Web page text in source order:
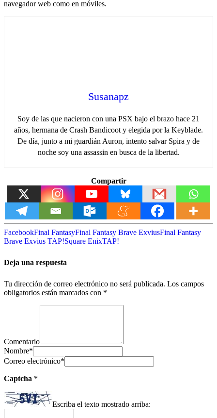
navegador web como en móviles.
Susanapz
Soy de las que nacieron con una PSX bajo el brazo hace 21
años, hermana de Crash Bandicoot y elegida por la Keyblade.
De día, junto a mi guardián Auron, intento salvar Spira y de
noche soy una assassin en busca de la libertad.
Compartir
FacebookFinal FantasyFinal Fantasy Brave ExviusFinal Fantasy
Brave Exvius TAP!Square EnixTAP!
Deja una respuesta
Tu dirección de correo electrónico no será publicada. Los campos
obligatorios están marcados con *
Comentario
Nombre*
Correo electrónico*
Captcha *
Escriba el texto mostrado arriba: